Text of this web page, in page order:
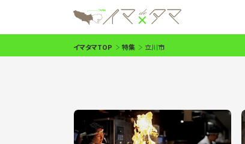
イマタマTOP 特集 立川市